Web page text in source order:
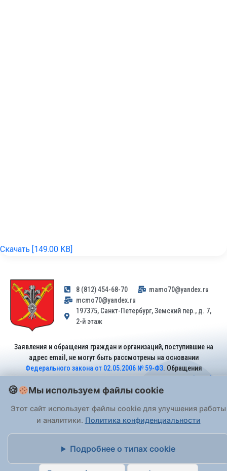
Скачать [149.00 KB]
8 (812) 454-68-70
mamo70@yandex.ru
mcmo70@yandex.ru
197375, Санкт-Петербург, Земский пер., д. 7,
2-й этаж
Заявления и обращения граждан и организаций, поступившие на
адрес email, не могут быть рассмотрены на основании
Федерального закона от 02.05.2006 № 59-ФЗ. Обращения
принимаются только: по почте, черезпортал «Госуслуги» (ЕПГУ)
или лично при предъявлении паспорта.
На Сайте действуетПолитика обработки персональных данных
Мы используем файлы cookie
Этот сайт использует файлы cookie для улучшения работы
и аналитики. Политика конфиденциальности
Подробнее о типах cookie